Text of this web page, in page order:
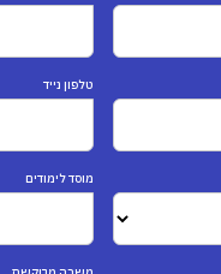
טלפון נייד
מוסד לימודים